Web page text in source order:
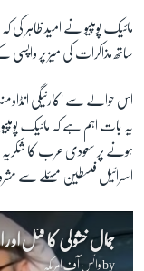
مائیک پومپیو نے امید ظاہر
ساتھ مذاکرات کی میز پر
اس حوالے سے 'کارنیگی
یہ بات اہم ہے کہ مائیک
ہونے پر سعودی عرب کا
اسرائیل فلسطین مسئلے سے
جمال خشوگی کا قتل
byوائس آف امریکہ